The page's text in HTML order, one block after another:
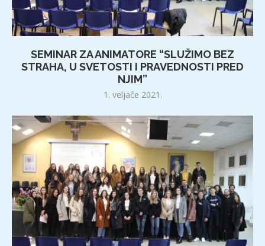
SEMINAR ZA ANIMATORE “SLUŽIMO BEZ
STRAHA, U SVETOSTI I PRAVEDNOSTI PRED
NJIM”
1. veljače 2021.